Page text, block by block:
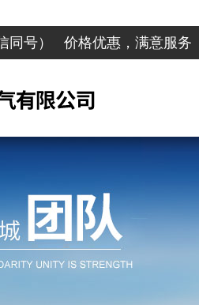
同号） 价格优惠，满意服务